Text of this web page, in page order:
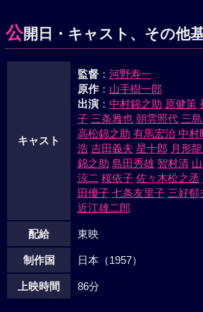
公開日・キャスト、その他
キャスト
監督： 河野寿一
原作： 山手樹一郎
出演： 中村錦之助 原健策
子 三条雅也 朝雲照代 三
高松錦之助 有馬宏治 中村
浩 吉田義夫 星十郎 月形
錦之助 島田秀雄 智村清
涼二 桜依子 佐々木松之丞
田優子 七条友里子 三好郁
近江雄二郎
配給 東映
制作国 日本（1957）
上映時間 86分